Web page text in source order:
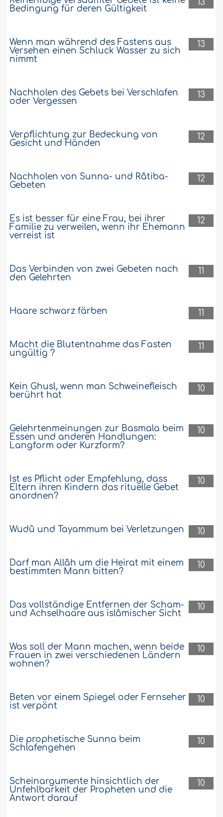
13
Bedingung für deren Gültigkeit
13
Wenn man während des Fastens aus
Versehen einen Schluck Wasser zu sich
nimmt
13
Nachholen des Gebets bei Verschlafen
oder Vergessen
12
Verpflichtung zur Bedeckung von
Gesicht und Händen
12
Nachholen von Sunna- und Râtiba-
Gebeten
12
Es ist besser für eine Frau, bei ihrer
Familie zu verweilen, wenn ihr Ehemann
verreist ist
11
Das Verbinden von zwei Gebeten nach
den Gelehrten
11
Haare schwarz färben
11
Macht die Blutentnahme das Fasten
ungültig ?
10
Kein Ghusl, wenn man Schweinefleisch
berührt hat
10
Gelehrtenmeinungen zur Basmala beim
Essen und anderen Handlungen:
Langform oder Kurzform?
10
Ist es Pflicht oder Empfehlung, dass
Eltern ihren Kindern das rituelle Gebet
anordnen?
10
Wudû und Tayammum bei Verletzungen
10
Darf man Allâh um die Heirat mit einem
bestimmten Mann bitten?
10
Das vollständige Entfernen der Scham-
und Achselhaare aus islâmischer Sicht
10
Was soll der Mann machen, wenn beide
Frauen in zwei verschiedenen Ländern
wohnen?
10
Beten vor einem Spiegel oder Fernseher
ist verpönt
10
Die prophetische Sunna beim
Schlafengehen
10
Scheinargumente hinsichtlich der
Unfehlbarkeit der Propheten und die
Antwort darauf